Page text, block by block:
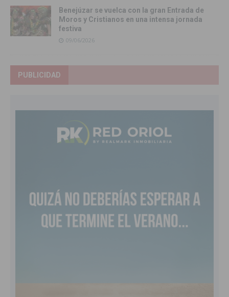
Benejúzar se vuelca con la gran Entrada de
Moros y Cristianos en una intensa jornada
festiva
09/06/2026
PUBLICIDAD